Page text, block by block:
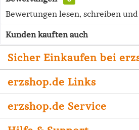
Bewertungen lesen, schreiben
Kunden kauften auch
Sicher Einkaufen bei
erzshop.de Links
erzshop.de Service